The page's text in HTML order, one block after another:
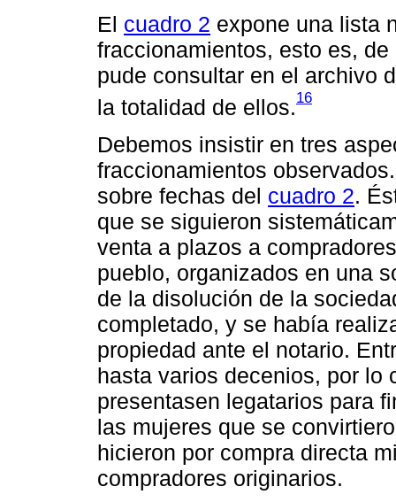
El cuadro 2 expone una lista
fraccionamientos, esto es,
pude consultar en el archivo
la totalidad de ellos.16
Debemos insistir en tres
fraccionamientos
sobre fechas del cuadro 2.
que se siguieron
venta a plazos a
pueblo, organizados en una
de la disolución de la
completado, y se había
propiedad ante el notario.
hasta varios decenios, por lo
presentasen legatarios para
las mujeres que se
hicieron por compra directa
compradores originarios.